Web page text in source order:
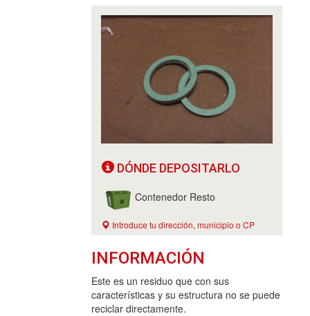
DÓNDE DEPOSITARLO
Contenedor Resto
Introduce tu dirección, municipio o CP
INFORMACIÓN
Este es un residuo que con sus
características y su estructura no se puede
reciclar directamente.